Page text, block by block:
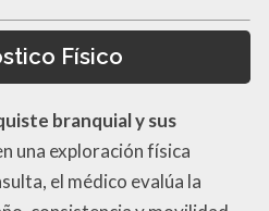
Físico
branquial y sus
una exploración física
el médico evalúa la